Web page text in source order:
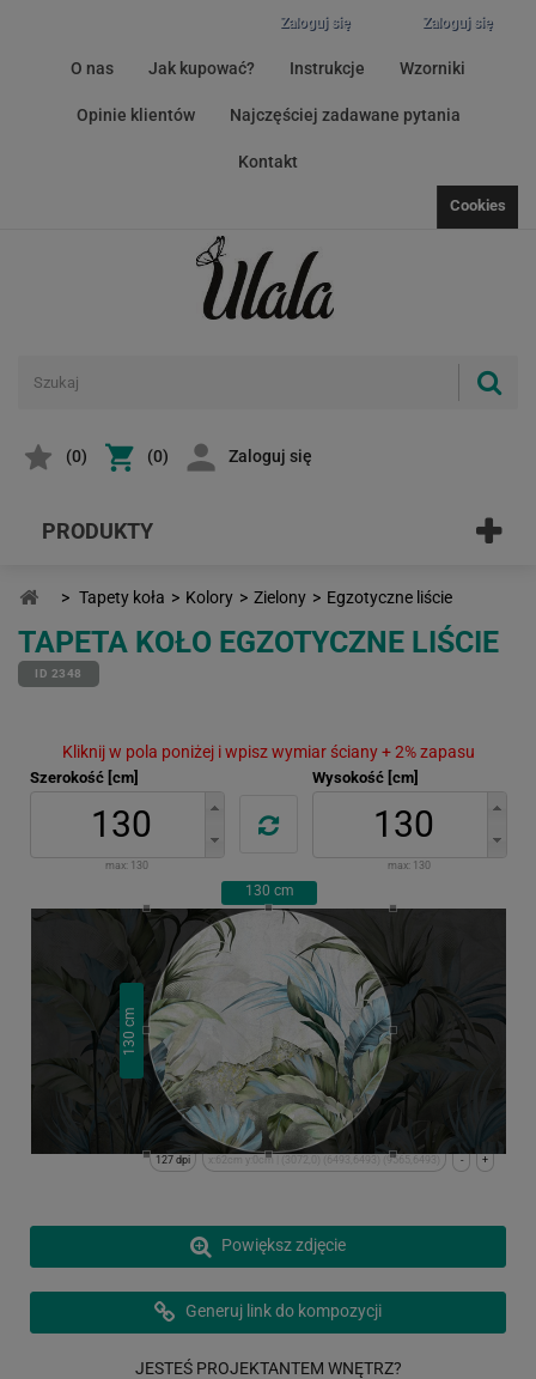
Zaloguj się
Zaloguj się
O nas Jak kupować? Instrukcje Wzorniki
Opinie klientów Najczęściej zadawane pytania
Kontakt
Cookies
(0) (0) Zaloguj się
PRODUKTY
> Tapety koła > Kolory > Zielony > Egzotyczne liście
TAPETA KOŁO EGZOTYCZNE LIŚCIE
ID 2348
Kliknij w pola poniżej i wpisz wymiar ściany + 2% zapasu
Szerokość [cm]
max: 130
Wysokość [cm]
max: 130
130 cm
130
cm
+
-
x:62cm y:0cm | (3072,0) (6493,6493) (9565,6493)
127 dpi
Powiększ zdjęcie
Generuj link do kompozycji
JESTEŚ PROJEKTANTEM WNĘTRZ?